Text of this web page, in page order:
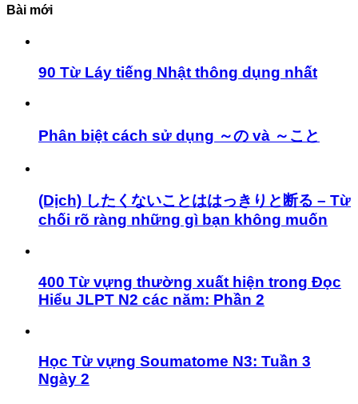
Bài mới
90 Từ Láy tiếng Nhật thông dụng nhất
Phân biệt cách sử dụng ～の và ～こと
(Dịch) したくないことははっきりと断る – Từ
chối rõ ràng những gì bạn không muốn
400 Từ vựng thường xuất hiện trong Đọc
Hiểu JLPT N2 các năm: Phần 2
Học Từ vựng Soumatome N3: Tuần 3
Ngày 2